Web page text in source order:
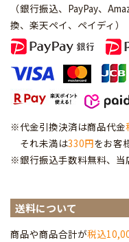
（銀行振込、PayPay、
換、楽天ペイ、ペイディ ）
※代金引換決済は商品代金
それ未満は330円をお客
※銀行振込手数料無料、当
送料について
商品や商品合計が税込